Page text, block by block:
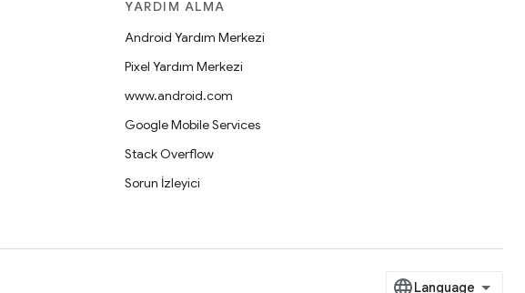
YARDIM ALMA
Android Yardım Merkezi
Pixel Yardım Merkezi
www.android.com
Google Mobile Services
Stack Overflow
Sorun İzleyici